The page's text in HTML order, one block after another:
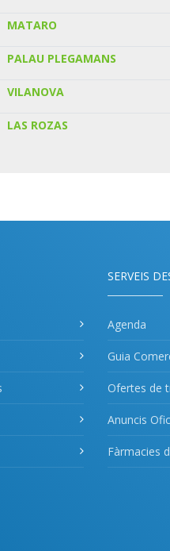
MATARO
PALAU PLEGAMANS
VILANOVA
LAS ROZAS
SERVEIS
Agenda
Guia
Ofertes de
Anuncis
Fàrmacies